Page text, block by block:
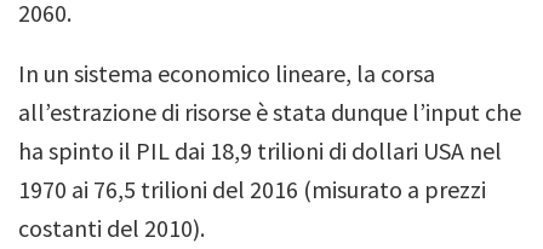
2060.
In un sistema economico lineare, la corsa
all’estrazione di risorse è stata dunque l’input che
ha spinto il PIL dai 18,9 trilioni di dollari USA nel
1970 ai 76,5 trilioni del 2016 (misurato a prezzi
costanti del 2010).